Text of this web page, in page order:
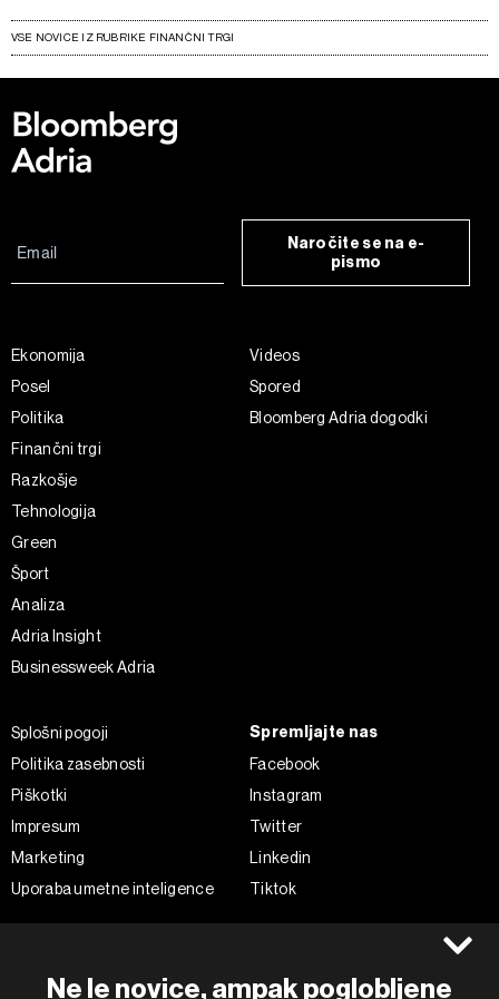
VSE NOVICE IZ RUBRIKE FINANČNI TRGI
Ne le novice, ampak poglobljene
Naročite se na e-
pismo
Ekonomija
Posel
Politika
Finančni trgi
Razkošje
Tehnologija
Green
Šport
Analiza
Adria Insight
Businessweek Adria
Videos
Spored
Bloomberg Adria dogodki
Splošni pogoji
Politika zasebnosti
Piškotki
Impresum
Marketing
Uporaba umetne inteligence
Spremljajte nas
Facebook
Instagram
Twitter
Linkedin
Tiktok
the BLOOMBERG logo are registered trademarks and service marks of